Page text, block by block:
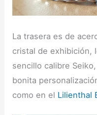
La trasera es de
cristal de exhibición,
sencillo calibre
bonita
como en el Lilienthal